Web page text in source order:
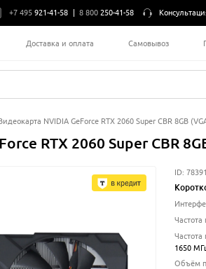
+7 495 921-41-58 8 800 250-41-58
Доставка и оплата Самовывоз
NVIDIA GeForce RTX 2060 Super CBR 8GB
RTX 2060 Super CBR
ID:
Частота
Частота
1650
Объём